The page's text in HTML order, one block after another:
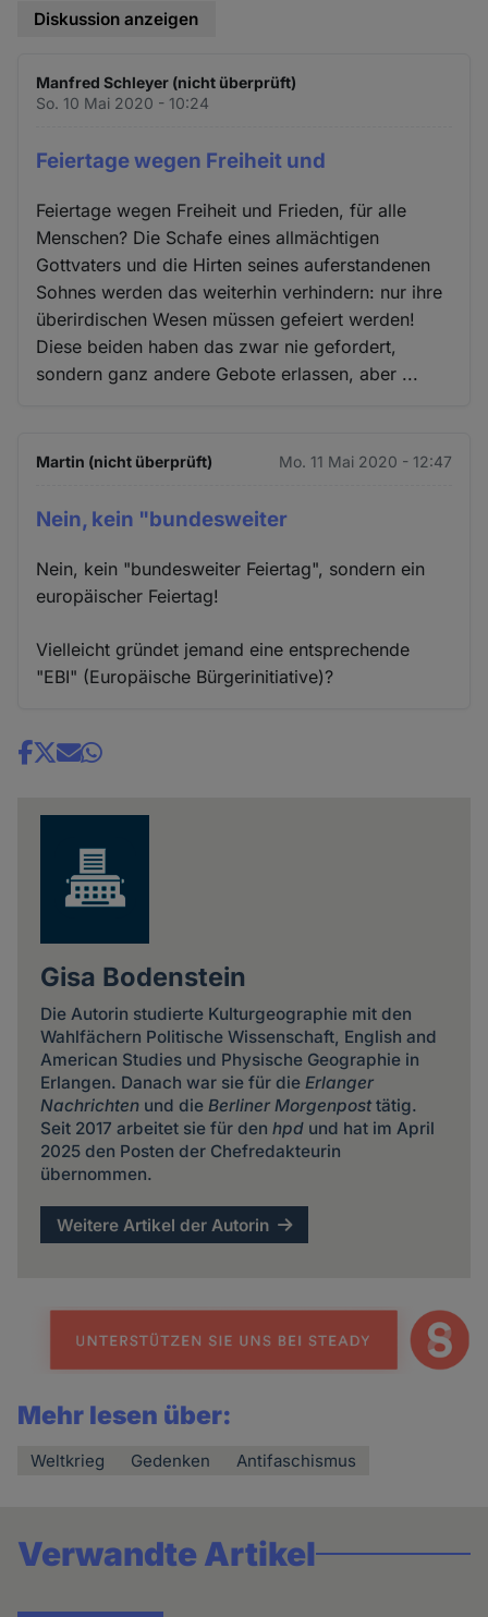
Diskussion anzeigen
Manfred Schleyer (nicht überprüft)
So. 10 Mai 2020 - 10:24
Feiertage wegen Freiheit und
Feiertage wegen Freiheit und Frieden, für alle
Menschen? Die Schafe eines allmächtigen
Gottvaters und die Hirten seines auferstandenen
Sohnes werden das weiterhin verhindern: nur ihre
überirdischen Wesen müssen gefeiert werden!
Diese beiden haben das zwar nie gefordert,
sondern ganz andere Gebote erlassen, aber ...
Martin (nicht überprüft) Mo. 11 Mai 2020 - 12:47
Nein, kein "bundesweiter
Nein, kein "bundesweiter Feiertag", sondern ein
europäischer Feiertag!
Vielleicht gründet jemand eine entsprechende
"EBI" (Europäische Bürgerinitiative)?
Share
Gisa Bodenstein
Die Autorin studierte Kulturgeographie mit den
Wahlfächern Politische Wissenschaft, English and
American Studies und Physische Geographie in
Erlangen. Danach war sie für die Erlanger
Nachrichtenund die Berliner Morgenposttätig.
Seit 2017 arbeitet sie für den hpdund hat im April
2025 den Posten der Chefredakteurin
übernommen.
Weitere Artikel der Autorin
Mehr lesen über:
Weltkrieg Gedenken Antifaschismus
Verwandte Artikel